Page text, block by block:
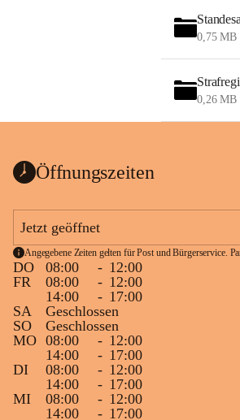
0,75 MB
0,26 MB
Öffnungszeiten
Jetzt geöffnet
Angegebene Zeiten gelten für Post und Bürgerservice.
DO 08:00 - 12:00
FR
08:00 - 12:00
14:00
- 17:00
SA
Geschlossen
SO
Geschlossen
MO 08:00 - 12:00
14:00
- 17:00
DI
08:00 - 12:00
14:00
- 17:00
MI
08:00 - 12:00
14:00
- 17:00